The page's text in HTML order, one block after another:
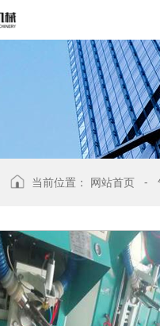
当前位置： 网站首页 -